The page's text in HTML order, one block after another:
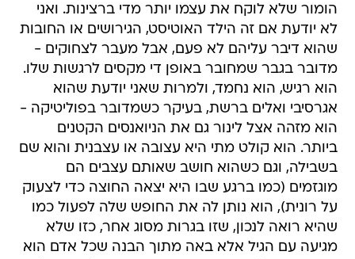
הומור שלא לוקח את עצמו יותר מדי ברצינות. ואני
לא יודעת אם זה הילד האוטיסט, הגירושים או החובות
שהוא דיבר עליהם לא פעם, אבל מעבר לצחוקים -
מדובר בגבר שמחובר באופן די מקסים לרגשות שלו.
הוא רגיש, הוא נחמד, ולמרות שאני יודעת שהוא
אגרסיבי ואלים ברשת, בעיקר כשמדובר בפוליטיקה -
הוא מזהה אצל לינור גם את הניואנסים הקטנים
ביותר. הוא קולט מתי היא עצובה או עצבנית והוא שם
בשבילה, וגם כשהוא חושב שאותם עצבים הם
מוגזמים (כמו ברגע שבו היא יצאה החוצה כדי לצעוק
על רונית), הוא נותן לה את החופש שלה לפעול כמו
שהיא רואה לנכון, שזו בגרות מסוג אחר, כזו שלא
מגיעה עם הגיל אלא באה מתוך הבנה שכל אדם הוא